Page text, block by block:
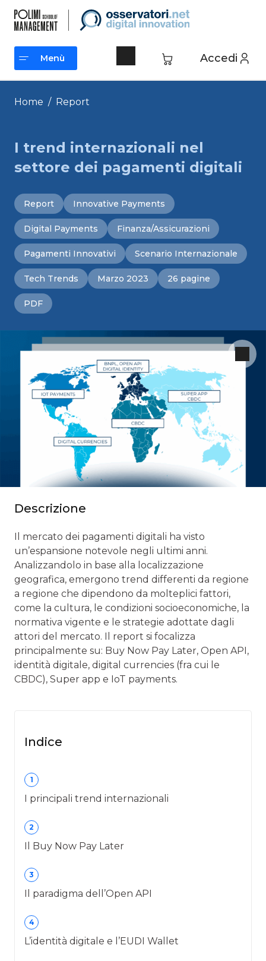
contenuto
Accedi
Menù
Menù
Home / Report
I trend internazionali nel
settore dei pagamenti digitali
Report Innovative Payments
Digital Payments Finanza/Assicurazioni
Pagamenti Innovativi Scenario Internazionale
Tech Trends Marzo 2023 26 pagine
PDF
Descrizione
Il mercato dei pagamenti digitali ha visto
un’espansione notevole negli ultimi anni.
Analizzandolo in base alla localizzazione
geografica, emergono trend differenti da regione
a regione che dipendono da molteplici fattori,
come la cultura, le condizioni socioeconomiche, la
normativa vigente e le strategie adottate dagli
attori del mercato. Il report si focalizza
principalmente su: Buy Now Pay Later, Open API,
identità digitale, digital currencies (fra cui le
CBDC), Super app e IoT payments.
Indice
1
I principali trend internazionali
2
Il Buy Now Pay Later
3
Il paradigma dell’Open API
4
L’identità digitale e l’EUDI Wallet